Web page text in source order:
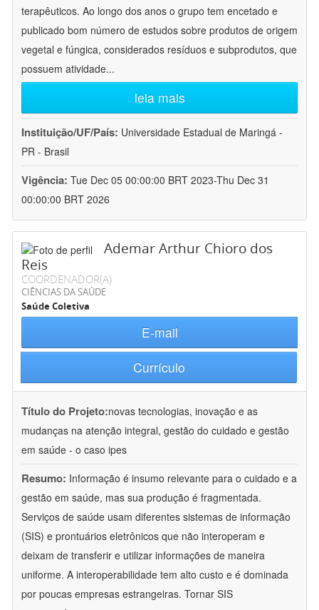
terapêuticos. Ao longo dos anos o grupo tem encetado e
publicado bom número de estudos sobre produtos de origem
vegetal e fúngica, considerados resíduos e subprodutos, que
possuem atividade...
leia mais
Instituição/UF/País: Universidade Estadual de Maringá -
PR - Brasil
Vigência: Tue Dec 05 00:00:00 BRT 2023-Thu Dec 31
00:00:00 BRT 2026
Ademar Arthur Chioro dos
Reis
COORDENADOR(A)
CIÊNCIAS DA SAÚDE
Saúde Coletiva
E-mail
Currículo
Título do Projeto:novas tecnologias, inovação e as
mudanças na atenção integral, gestão do cuidado e gestão
em saúde - o caso ipes
Resumo: Informação é insumo relevante para o cuidado e a
gestão em saúde, mas sua produção é fragmentada.
Serviços de saúde usam diferentes sistemas de informação
(SIS) e prontuários eletrônicos que não interoperam e
deixam de transferir e utilizar informações de maneira
uniforme. A interoperabilidade tem alto custo e é dominada
por poucas empresas estrangeiras. Tornar SIS